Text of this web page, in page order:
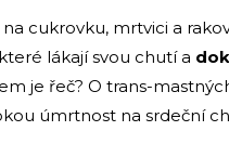
cukrovku, mrtvici a
lákají svou chutí a
je řeč? O trans-
úmrtnost na srdeční